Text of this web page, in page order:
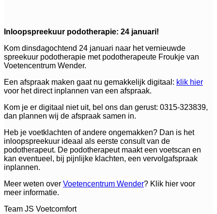
Inloopspreekuur podotherapie: 24 januari!
Kom dinsdagochtend 24 januari naar het vernieuwde
spreekuur podotherapie met podotherapeute Froukje van
Voetencentrum Wender.
Een afspraak maken gaat nu gemakkelijk digitaal: klik hier
voor het direct inplannen van een afspraak.
Kom je er digitaal niet uit, bel ons dan gerust: 0315-323839,
dan plannen wij de afspraak samen in.
Heb je voetklachten of andere ongemakken? Dan is het
inloopspreekuur ideaal als eerste consult van de
podotherapeut. De podotherapeut maakt een voetscan en
kan eventueel, bij pijnlijke klachten, een vervolgafspraak
inplannen.
Meer weten over Voetencentrum Wender? Klik hier voor
meer informatie.
Team JS Voetcomfort